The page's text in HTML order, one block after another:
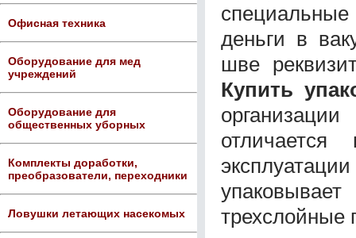
Офисная техника
Оборудование для мед
учреждений
Оборудование для
общественных уборных
Комплекты доработки,
преобразователи, переходники
Ловушки летающих насекомых
деньги в
шве
Купить
трехслойные